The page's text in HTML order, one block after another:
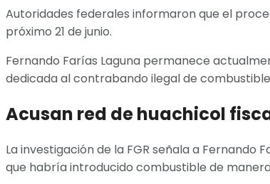
Autoridades federales informaron que el
próximo 21 de junio.
Fernando Farías Laguna permanece
dedicada al contrabando ilegal de
Acusan red de huachicol
La investigación de la FGR señala a
que habría introducido combustible de